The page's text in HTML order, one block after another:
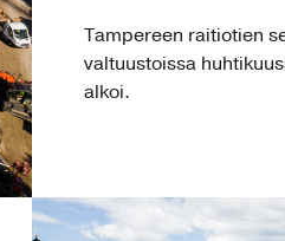
Tampereen raitiotien
valtuustoissa
alkoi.